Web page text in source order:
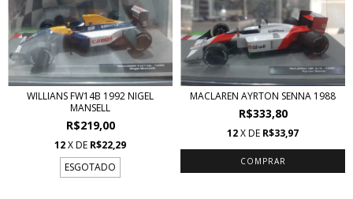
WILLIANS FW14B 1992 NIGEL
MANSELL
R$219,00
12X DE R$22,29
ESGOTADO
MACLAREN AYRTON SENNA 1988
R$333,80
12X DE R$33,97